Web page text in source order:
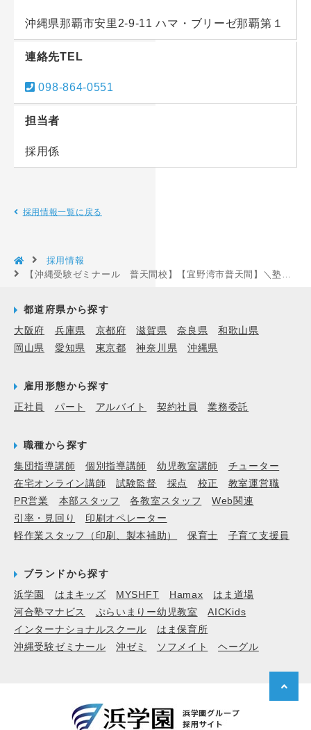
沖縄県那覇市安里2-9-11 ハマ・ブリーゼ那覇第１
連絡先TEL
098-864-0551
担当者
採用係
採用情報一覧に戻る
採用情報
【沖縄受験ゼミナール 普天間校】【宜野湾市普天間】＼塾生の個別質問対応！／未経験スタート歓迎！男女活躍中！週2～3日程度で応相談！［沖縄県宜野湾市］
都道府県から探す
大阪府
兵庫県 京都府 滋賀県 奈良県
和歌山県
岡山県
愛知県 東京都 神奈川県 沖縄県
雇用形態から探す
正社員
パート アルバイト 契約社員 業務委託
職種から探す
集団指導講師
個別指導講師 幼児教室講師
チューター
在宅オンライン講師
試験監督 採点 校正
教室運営職
PR営業
本部スタッフ 各教室スタッフ
Web関連
引率・見回り
印刷オペレーター
軽作業スタッフ（印刷、製本補助）
保育士 子育て支援員
ブランドから探す
浜学園
はまキッズ MYSHFT Hamax
はま道場
河合塾マナビス
ぷらいまりー幼児教室
AICKids
インターナショナルスクール
はま保育所
沖縄受験ゼミナール
沖ゼミ ソフメイト ヘーグル